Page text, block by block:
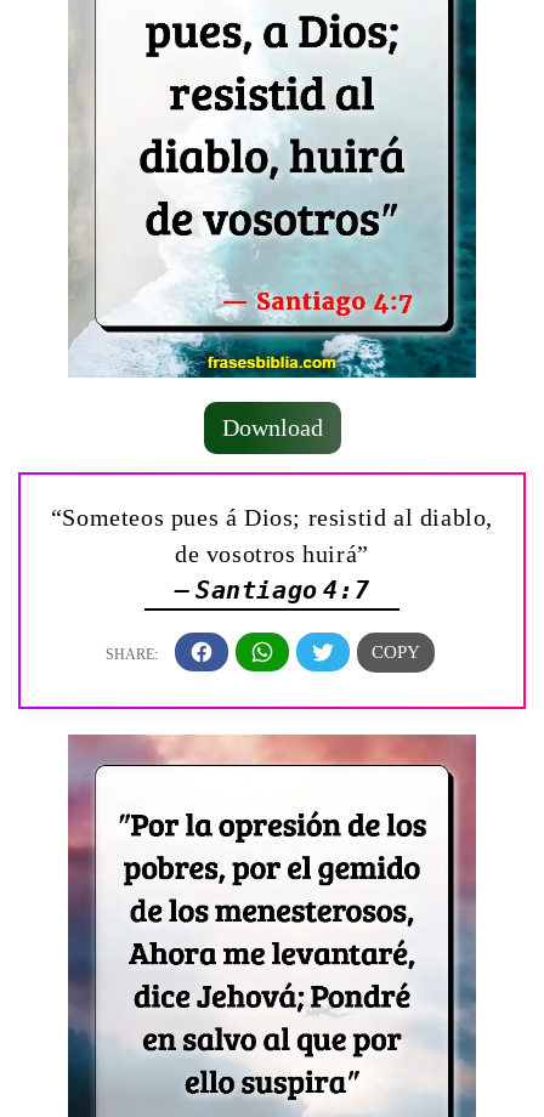
Download
“Someteos pues á Dios; resistid al diablo,
de vosotros huirá”
— Santiago 4:7